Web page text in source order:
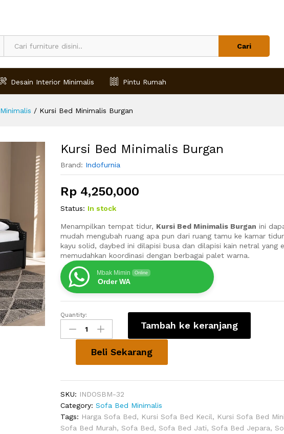
Cari
Desain Interior Minimalis Pintu Rumah
/ Kursi Bed Minimalis Burgan
Kursi Bed Minimalis Burgan
Brand: Indofurnia
Rp4,250,000
Status: In stock
Menampilkan tempat tidur, Kursi Bed Minimalis Burgan ini
mudah mengubah ruang apa pun dari ruang tamu ke kamar
kayu solid, daybed ini dilapisi busa dan dilapisi kain netral yang
memudahkan koordinasi dengan berbagai palet warna.
Mbak Mimin Online
Order WA
Kursi
Bed
Minimalis
Quantity:
Tambah ke keranjang
Beli Sekarang
SKU: INDOSBM-32
Category: Sofa Bed Minimalis
Tags: Harga Sofa Bed, Kursi Sofa Bed Kecil, Kursi Sofa Bed
Sofa Bed Murah, Sofa Bed, Sofa Bed Jati, Sofa Bed Jepara,